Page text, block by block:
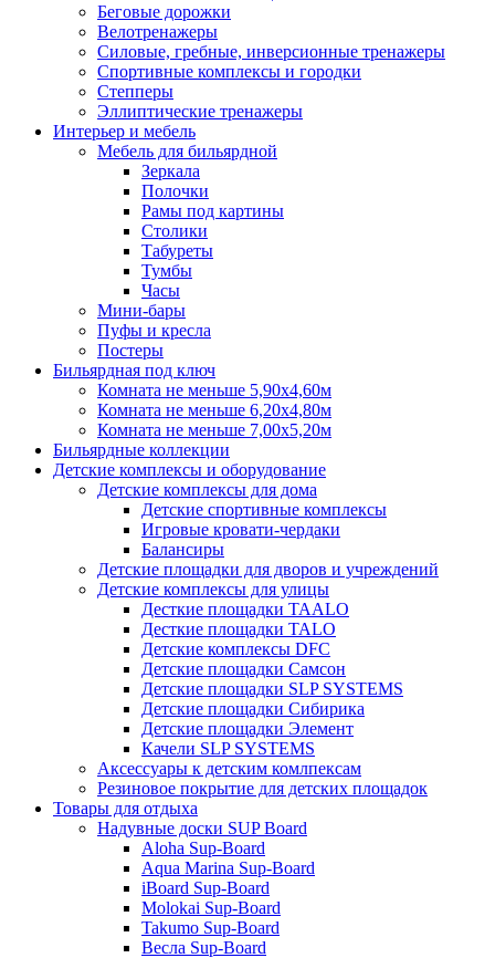
Беговые дорожки
Велотренажеры
Силовые, гребные, инверсионные тренажеры
Спортивные комплексы и городки
Степперы
Эллиптические тренажеры
Интерьер и мебель
Мебель для бильярдной
Зеркала
Полочки
Рамы под картины
Столики
Табуреты
Тумбы
Часы
Мини-бары
Пуфы и кресла
Постеры
Бильярдная под ключ
Комната не меньше 5,90х4,60м
Комната не меньше 6,20х4,80м
Комната не меньше 7,00х5,20м
Бильярдные коллекции
Детские комплексы и оборудование
Детские комплексы для дома
Детские спортивные комплексы
Игровые кровати-чердаки
Балансиры
Детские площадки для дворов и учреждений
Детские комплексы для улицы
Десткие площадки TAALO
Десткие площадки TALO
Детские комплексы DFC
Детские площадки Самсон
Детские площадки SLP SYSTEMS
Детские площадки Сибирика
Детские площадки Элемент
Качели SLP SYSTEMS
Аксессуары к детским комлпексам
Резиновое покрытие для детских площадок
Товары для отдыха
Надувные доски SUP Board
Aloha Sup-Board
Aqua Marina Sup-Board
iBoard Sup-Board
Molokai Sup-Board
Takumo Sup-Board
Весла Sup-Board